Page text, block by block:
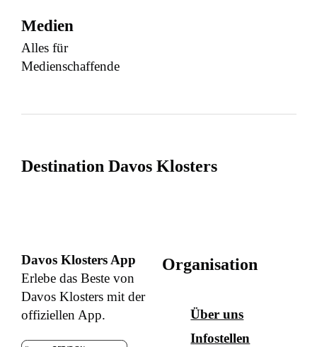
Medien
Alles für
Medienschaffende
Destination Davos Klosters
Davos Klosters App
Erlebe das Beste von
Davos Klosters mit der
offiziellen App.
Organisation
Über uns
Infostellen